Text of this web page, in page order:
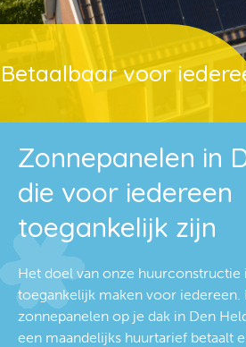
Betaalbaar voor
Zonnepanelen in
die voor iedereen
toegankelijk zijn
Het doel van onze huurconstructie
toegankelijk maken voor iedereen.
zonnepanelen op je dak in Den
een maandelijks huurtarief betaalt